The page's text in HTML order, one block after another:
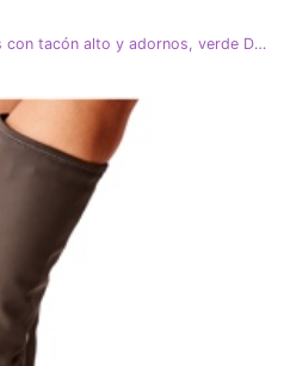
S.Barski Sandalias transparentes con tacón alto y adornos, verde D&amp;A MR38-D1